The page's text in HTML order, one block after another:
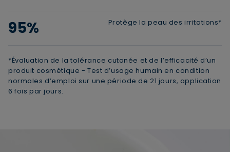
95% Protège la peau des irritations*
*Évaluation de la tolérance cutanée et de l’efficacité d’un
produit cosmétique - Test d’usage humain en condition
normales d’emploi sur une période de 21 jours, application
6 fois par jours.